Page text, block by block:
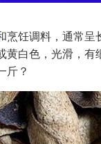
烹饪调料，通常呈
黄白色，光滑，
斤？